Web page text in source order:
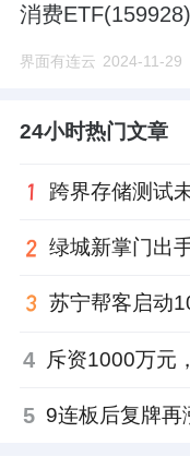
消费
界面有连云 2024-11-29
24小时热门文章
绿城新掌门出
4
5